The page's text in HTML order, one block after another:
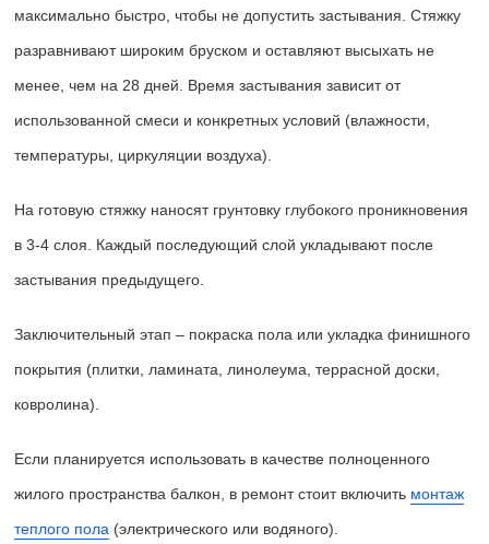
максимально быстро, чтобы не допустить застывания. Стяжку
разравнивают широким бруском и оставляют высыхать не
менее, чем на 28 дней. Время застывания зависит от
использованной смеси и конкретных условий (влажности,
температуры, циркуляции воздуха).
На готовую стяжку наносят грунтовку глубокого проникновения
в 3-4 слоя. Каждый последующий слой укладывают после
застывания предыдущего.
Заключительный этап – покраска пола или укладка финишного
покрытия (плитки, ламината, линолеума, террасной доски,
ковролина).
Если планируется использовать в качестве полноценного
жилого пространства балкон, в ремонт стоит включить монтаж
теплого пола (электрического или водяного).